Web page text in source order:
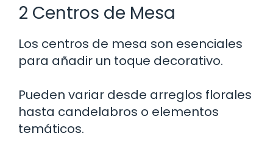
2 Centros de Mesa
Los centros de mesa son esenciales
para añadir un toque decorativo.
Pueden variar desde arreglos florales
hasta candelabros o elementos
temáticos.